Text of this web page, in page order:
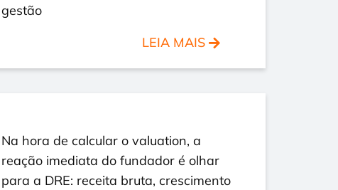
gestão
LEIA MAIS
Na hora de calcular o valuation, a
reação imediata do fundador é olhar
para a DRE: receita bruta, crescimento